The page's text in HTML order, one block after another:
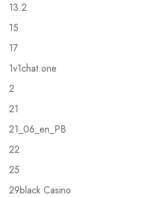
13.2
15
17
1v1chat.one
2
21
21_06_en_PB
22
25
29black Casino